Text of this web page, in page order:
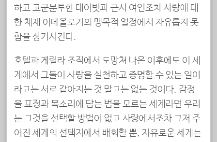
하고 고군분투한 데이빗과 근시 여인조차 사랑에 대
한 체제 이데올로기의 맹목적 열정에서 자유롭지 못
함을 상기시킨다.
호텔과 게릴라 조직에서 도망쳐 나온 이후에도 이 세
계에서 그들이 사랑을 실천하고 증명할 수 있는 일이
라고는 서로 같아지는 것 말고는 없는 것이다. 감정
을 표정과 목소리에 담는 법을 모르는 세계라면 우리
는 그것을 선택할 방법이 없고 사랑에서조차 그저 주
어진 세계의 선택지에서 배회할 뿐, 자유로운 세계는